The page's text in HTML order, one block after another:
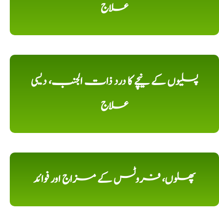
علاج
پسلیوں کے نیچے کا درد ذات الجنب، دیسی
علاج
پھلوں، فروٹس کے مزاج اور فوائد